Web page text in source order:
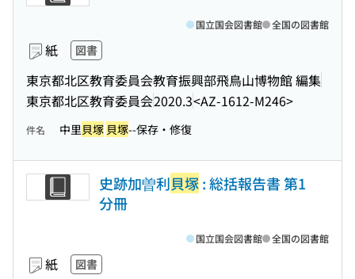
紙 図書
東京都北区教育委員会教育振興部飛鳥山博物館 編集
東京都北区教育委員会2020.3<AZ-1612-M246>
国立国会図書館 全国の図書館
件名 中里貝塚 貝塚--保存・修復
史跡加曽利貝塚: 総括報告書 第1
分冊
紙 図書
国立国会図書館 全国の図書館